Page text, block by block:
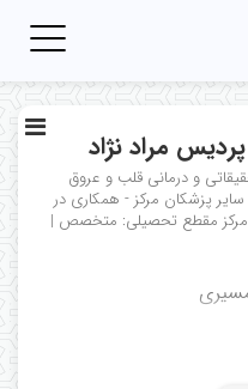
مراد نژاد
و درمانی قلب و عروق
پزشکان مرکز - همکاری در
مقطع تحصیلی: متخصص |